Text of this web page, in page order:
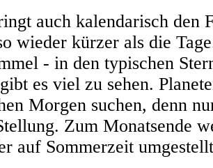
auch kalendarisch den
wieder kürzer als die
- in den typischen
es viel zu sehen.
Morgen suchen, denn
Zum Monatsende
auf Sommerzeit